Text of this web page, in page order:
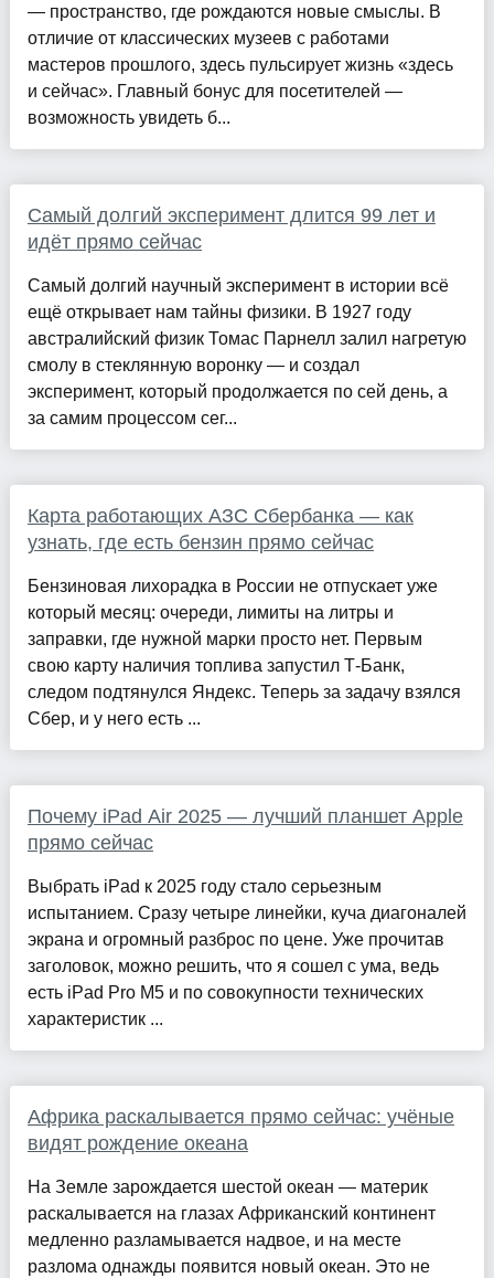
— пространство, где рождаются новые смыслы. В
отличие от классических музеев с работами
мастеров прошлого, здесь пульсирует жизнь «здесь
и сейчас». Главный бонус для посетителей —
возможность увидеть б...
Самый долгий эксперимент длится 99 лет и
идёт прямо сейчас
Самый долгий научный эксперимент в истории всё
ещё открывает нам тайны физики. В 1927 году
австралийский физик Томас Парнелл залил нагретую
смолу в стеклянную воронку — и создал
эксперимент, который продолжается по сей день, а
за самим процессом сег...
Карта работающих АЗС Сбербанка — как
узнать, где есть бензин прямо сейчас
Бензиновая лихорадка в России не отпускает уже
который месяц: очереди, лимиты на литры и
заправки, где нужной марки просто нет. Первым
свою карту наличия топлива запустил Т-Банк,
следом подтянулся Яндекс. Теперь за задачу взялся
Сбер, и у него есть ...
Почему iPad Air 2025 — лучший планшет Apple
прямо сейчас
Выбрать iPad к 2025 году стало серьезным
испытанием. Сразу четыре линейки, куча диагоналей
экрана и огромный разброс по цене. Уже прочитав
заголовок, можно решить, что я сошел с ума, ведь
есть iPad Pro M5 и по совокупности технических
характеристик ...
Африка раскалывается прямо сейчас: учёные
видят рождение океана
На Земле зарождается шестой океан — материк
раскалывается на глазах Африканский континент
медленно разламывается надвое, и на месте
разлома однажды появится новый океан. Это не